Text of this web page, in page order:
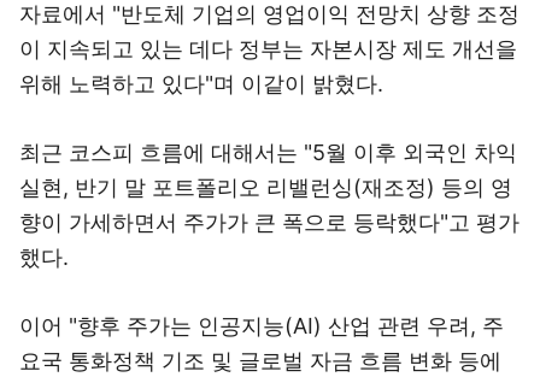
자료에서 "반도체 기업의 영업이익 전망치 상향 조정
이 지속되고 있는 데다 정부는 자본시장 제도 개선을
위해 노력하고 있다"며 이같이 밝혔다.
최근 코스피 흐름에 대해서는 "5월 이후 외국인 차익
실현, 반기 말 포트폴리오 리밸런싱(재조정) 등의 영
향이 가세하면서 주가가 큰 폭으로 등락했다"고 평가
했다.
이어 "향후 주가는 인공지능(AI) 산업 관련 우려, 주
요국 통화정책 기조 및 글로벌 자금 흐름 변화 등에